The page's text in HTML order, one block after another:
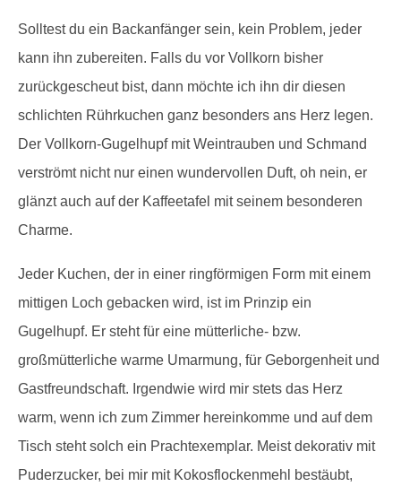
Solltest du ein Backanfänger sein, kein Problem, jeder
kann ihn zubereiten. Falls du vor Vollkorn bisher
zurückgescheut bist, dann möchte ich ihn dir diesen
schlichten Rührkuchen ganz besonders ans Herz legen.
Der Vollkorn-Gugelhupf mit Weintrauben und Schmand
verströmt nicht nur einen wundervollen Duft, oh nein, er
glänzt auch auf der Kaffeetafel mit seinem besonderen
Charme.
Jeder Kuchen, der in einer ringförmigen Form mit einem
mittigen Loch gebacken wird, ist im Prinzip ein
Gugelhupf. Er steht für eine mütterliche- bzw.
großmütterliche warme Umarmung, für Geborgenheit und
Gastfreundschaft. Irgendwie wird mir stets das Herz
warm, wenn ich zum Zimmer hereinkomme und auf dem
Tisch steht solch ein Prachtexemplar. Meist dekorativ mit
Puderzucker, bei mir mit Kokosflockenmehl bestäubt,